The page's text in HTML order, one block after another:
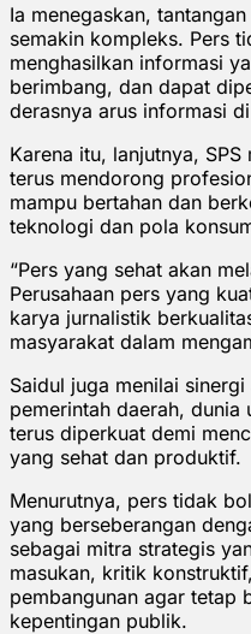
Ia menegaskan,
semakin kompleks. Pers
menghasilkan informasi
berimbang, dan dapat
derasnya arus informasi
Karena itu, lanjutnya,
terus mendorong
mampu bertahan dan
teknologi dan pola
“Pers yang sehat akan
Perusahaan pers yang
karya jurnalistik
masyarakat dalam
Saidul juga menilai
pemerintah daerah, dunia
terus diperkuat demi
yang sehat dan produktif.
Menurutnya, pers tidak
yang berseberangan
sebagai mitra strategis
masukan, kritik
pembangunan agar tetap
kepentingan publik.